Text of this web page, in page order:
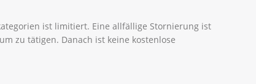
ist limitiert. Eine allfällige Stornierung ist
zu tätigen. Danach ist keine kostenlose